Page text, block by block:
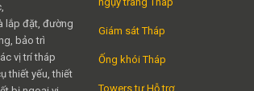
lắp đặt, đường
bảo trì
vị trí tháp
thiết yếu, thiết
Giám sát Tháp
Ống khói Tháp
Towers tự Hỗ trợ